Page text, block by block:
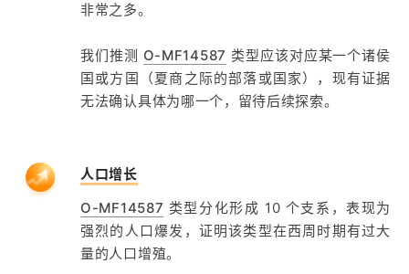
非常之多。
我们推测 O-MF14587 类型应该对应某一个诸侯
国或方国（夏商之际的部落或国家），现有证据
无法确认具体为哪一个，留待后续探索。
人口增长
O-MF14587 类型分化形成 10 个支系，表现为
强烈的人口爆发，证明该类型在西周时期有过大
量的人口增殖。